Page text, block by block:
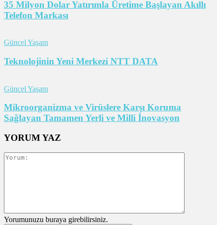
35 Milyon Dolar Yatırımla Üretime Başlayan Akıllı
Telefon Markası
Güncel Yaşam
Teknolojinin Yeni Merkezi NTT DATA
Güncel Yaşam
Mikroorganizma ve Virüslere Karşı Koruma
Sağlayan Tamamen Yerli ve Milli İnovasyon
YORUM YAZ
Yorumunuzu buraya girebilirsiniz.